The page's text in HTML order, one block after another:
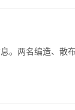
。两名编造、散